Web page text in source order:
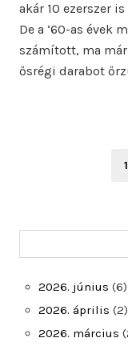
akár 10 ezerszer
De a ‘60-as évek
számított, ma már
ősrégi darabot
Bejegyzések
1
2026. június (6)
2026. április (2)
2026. március